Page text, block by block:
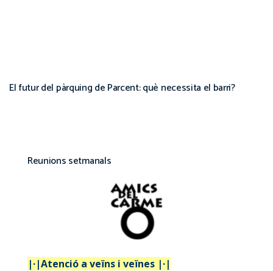
El futur del pàrquing de Parcent: què necessita el barri?
Reunions setmanals
|·|Atenció a veïns i veïnes |·|